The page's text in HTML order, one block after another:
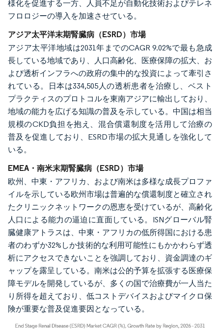
様化を促進する一方、人員不足が自動化技術およびテレネ
フロロジーの導入を加速させている。
アジア太平洋末期腎臓病（ESRD）市場
アジア太平洋地域は2031年までのCAGR 9.02%で最も急成
長している地域であり、人口高齢化、医療保障の拡大、お
よび透析インフラへの政府の集中的な投資によって牽引さ
れている。日本は334,505人の透析患者を治療し、ベスト
プラクティスのプロトコルを東南アジアに輸出しており、
地域の能力を広げる知識の普及を示している。中国は相当
規模のCKD負担を抱え、混合償還制度を活用して治療の
普及を促進しており、ESRD市場の拡大見通しを強化して
いる。
EMEA・南米末期腎臓病（ESRD）市場
欧州、中東・アフリカ、および南米は多様な成長プロファ
イルを示している欧州市場は普遍的な償還制度と確立され
たクリニックネットワークの恩恵を受けているが、高齢化
人口による能力の逼迫に直面している。ISNグローバル腎
臓健康アトラスは、中東・アフリカの低所得国における患
者のわずか32%しか技術的な利用可能性にもかかわらず透
析にアクセスできないことを強調しており、資金調達のギ
ャップを露呈している。南米は公的予算を拡張する医療保
障モデルを開発しているが、多くの国で治療費が一人当た
り所得を超えており、低コストデバイスおよびマイクロ保
険が重要な普及促進要因となっている。